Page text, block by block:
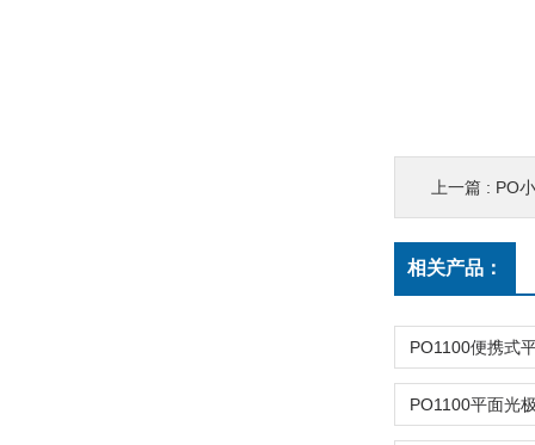
上一篇 : PO
相关产品：